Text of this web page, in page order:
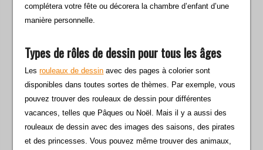
complétera votre fête ou décorera la chambre d’enfant d’une
manière personnelle.
Types de rôles de dessin pour tous les âges
Lesrouleaux de dessin avec des pages à colorier sont
disponibles dans toutes sortes de thèmes. Par exemple, vous
pouvez trouver des rouleaux de dessin pour différentes
vacances, telles que Pâques ou Noël. Mais il y a aussi des
rouleaux de dessin avec des images des saisons, des pirates
et des princesses. Vous pouvez même trouver des animaux,